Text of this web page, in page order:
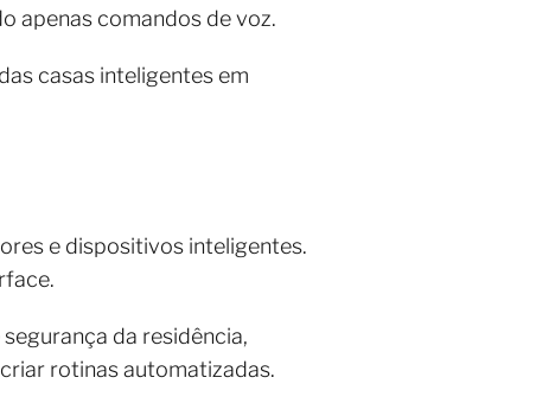
apenas comandos de voz.
casas inteligentes em
e dispositivos inteligentes.
da residência,
rotinas automatizadas.